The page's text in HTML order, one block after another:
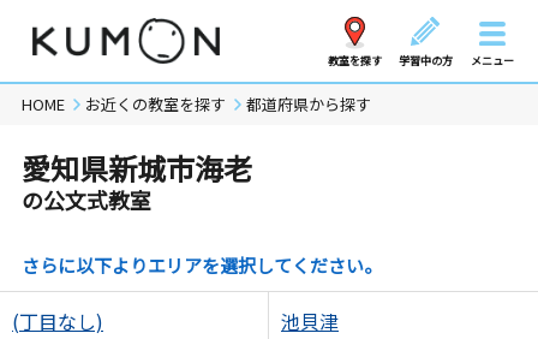
教室を探す 学習中の方 メニュー
HOME お近くの教室を探す 都道府県から探す
愛知県新城市海老
の公文式教室
さらに以下よりエリアを選択してください。
(丁目なし) 池貝津